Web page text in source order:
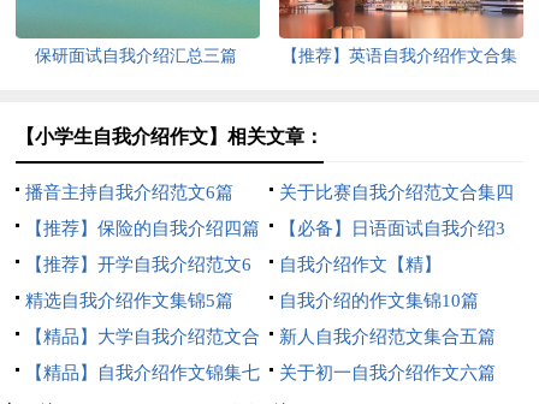
保研面试自我介绍汇总三篇
【推荐】英语自我介绍作文合集
【小学生自我介绍作文】相关文章：
播音主持自我介绍范文6篇
关于比赛自我介绍范文合集四
篇
【推荐】保险的自我介绍四篇
【必备】日语面试自我介绍3
篇
【推荐】开学自我介绍范文6
篇
自我介绍作文【精】
精选自我介绍作文集锦5篇
自我介绍的作文集锦10篇
【精品】大学自我介绍范文合
集3篇
新人自我介绍范文集合五篇
【精品】自我介绍作文锦集七
关于初一自我介绍作文六篇